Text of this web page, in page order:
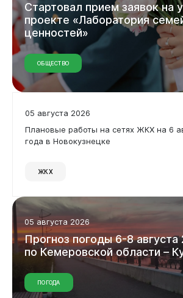
Виртуальная приемная
Стартовал приемзаявокна
проекте «Лаборатория
ценностей»
ОБЩЕСТВО
05 августа 2026
Плановые работы на сетях ЖКХ на 6
года в Новокузнецке
ЖКХ
05 августа 2026
Прогнозпогоды6-8августа
поКемеровскойобласти –
ПОГОДА